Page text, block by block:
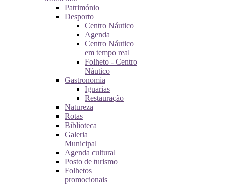
Património
Desporto
Centro Náutico
Agenda
Centro Náutico
em tempo real
Folheto - Centro
Náutico
Gastronomia
Iguarias
Restauração
Natureza
Rotas
Biblioteca
Galeria
Municipal
Agenda cultural
Posto de turismo
Folhetos
promocionais